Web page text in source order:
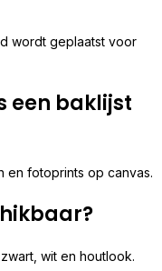
wordt geplaatst voor
een baklijst
en fotoprints op canvas.
wit en houtlook.